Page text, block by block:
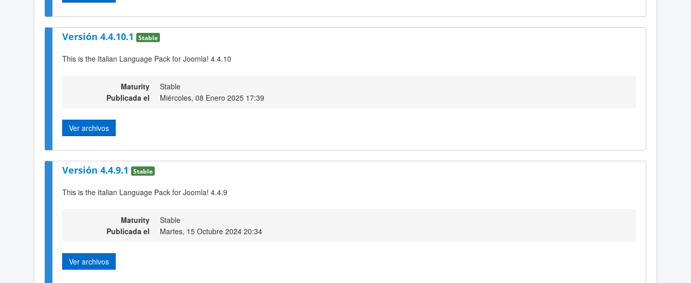
Versión 4.4.10.1 Stable
This is the Italian Language Pack for Joomla! 4.4.10
Maturity
Stable
Publicada el
Miércoles, 08 Enero 2025 17:39
Ver archivos
Versión 4.4.9.1 Stable
This is the Italian Language Pack for Joomla! 4.4.9
Maturity
Stable
Publicada el
Martes, 15 Octubre 2024 20:34
Ver archivos